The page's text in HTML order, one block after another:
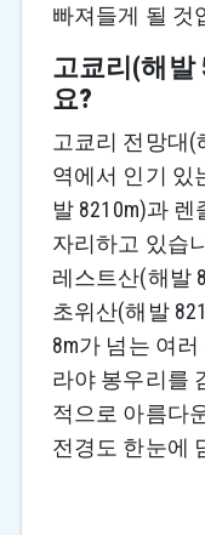
빠져들게 될 것
고쿄리(해발
요?
고쿄리 전망대(
역에서 인기 있
발 8210m)과
자리하고 있습
레스트산(해발
초위산(해발
8m가 넘는 여
라야 봉우리를
적으로 아름다
전경도 한눈에